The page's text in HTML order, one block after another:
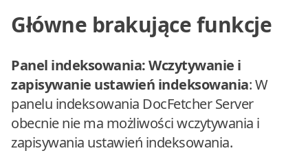
Główne brakujące funkcje
Panel indeksowania: Wczytywanie i
zapisywanie ustawień indeksowania: W
panelu indeksowania DocFetcher Server
obecnie nie ma możliwości wczytywania i
zapisywania ustawień indeksowania.